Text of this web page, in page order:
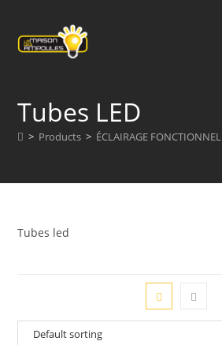
content
Tubes LED
> Products > ÉCLAIRAGE FONCTIONNEL
Tubes led